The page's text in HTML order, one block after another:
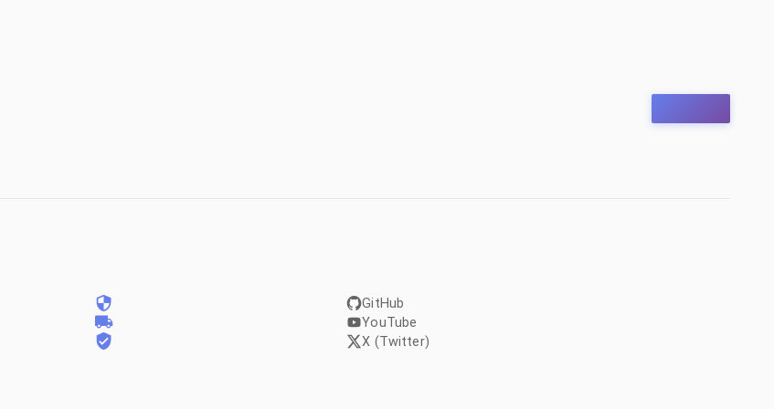
GitHub
YouTube
X (Twitter)